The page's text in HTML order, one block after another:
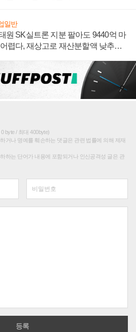
일반
원 SK실트론 지분 팔아도 9440억 마
렵다, 재상고로 재산분할액 낮추기
byte / 최대 400byte)
거나 명예를 훼손하는 댓글은 관련 법률에 의해 제재
하는 단어가 내용에 포함되거나 인신공격성 글은 관